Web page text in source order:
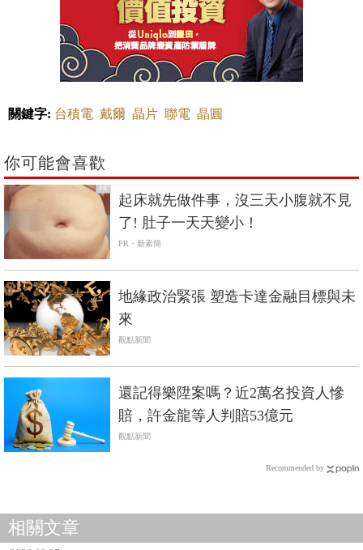
關鍵字: 台積電 戴爾 晶片 聯電 晶圓
你可能會喜歡
PR
起床就先做件事，沒三天小腹就不見
了! 肚子一天天變小！
PR・新素簡
地緣政治緊張 塑造卡達金融目標與未
來
觀點新聞
還記得樂陞案嗎？近2萬名投資人慘
賠，許金龍等人判賠53億元
觀點新聞
Recommended by
相關文章